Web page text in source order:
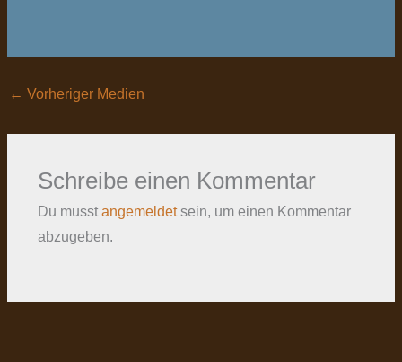
← Vorheriger Medien
Schreibe einen Kommentar
Du musst angemeldetsein, um einen Kommentar
abzugeben.